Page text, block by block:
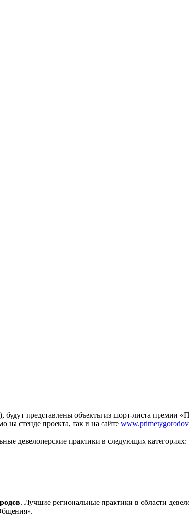
представлены объекты из шорт-листа премии
на стенде проекта, так и на сайте
девелоперские практики в следующих категориях:
. Лучшие региональные практики в области